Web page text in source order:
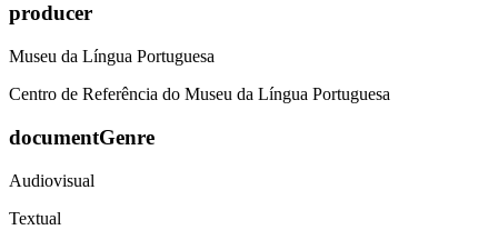
producer
Museu da Língua Portuguesa
Centro de Referência do Museu da Língua Portuguesa
documentGenre
Audiovisual
Textual